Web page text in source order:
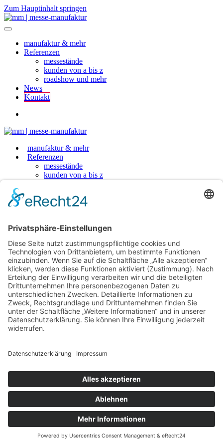
Zum Hauptinhalt springen
manufaktur & mehr
Referenzen
messestände
kunden von a bis z
roadshow und mehr
News
Kontakt
manufaktur & mehr
Referenzen
messestände
kunden von a bis z
Kontakt
Schlagwort:Wolfsburg
DESAY SV
Geschrieben vonInnaam6. November 2024. Veröffentlicht in
Blog,Referenzen.
mm | messe-manufaktur GmbH
Am Hafen 2 | D-38112 Braunschweig
Tel.: +49 (0)531 / 7 01 20-0
Mail: info@messe-manufaktur.com
Impressum|Datenschutzerklärung|AGB
©2026 - mm | messe-manufaktur